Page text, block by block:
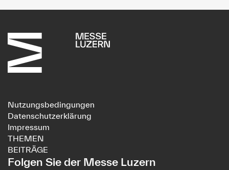
Nutzungsbedingungen
Datenschutzerklärung
Impressum
THEMEN
BEITRÄGE
Folgen Sie der Messe Luzern